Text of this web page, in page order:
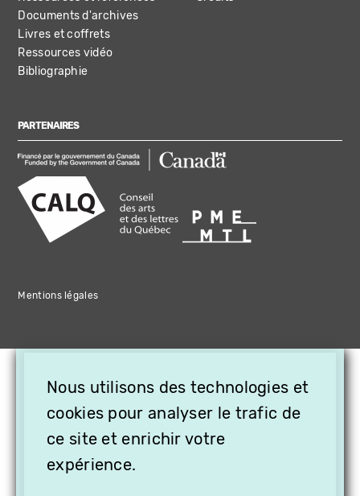
Documents d'archives
Livres et coffrets
Ressources vidéo
Bibliographie
PARTENAIRES
Mentions légales
Nous utilisons des technologies et
cookies pour analyser le trafic de
ce site et enrichir votre
expérience.
OFFREZ LA VIDÉO EN
CADEAU, ABONNEZ VOS
PROCHES À VITHÈQUE !